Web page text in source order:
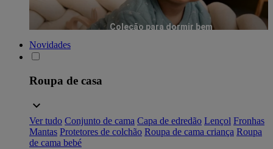
Coleção para dormir bem
Novidades
Roupa de casa
Ver tudo Conjunto de cama Capa de edredão Lençol Fronhas
Mantas Protetores de colchão Roupa de cama criança Roupa
de cama bebé